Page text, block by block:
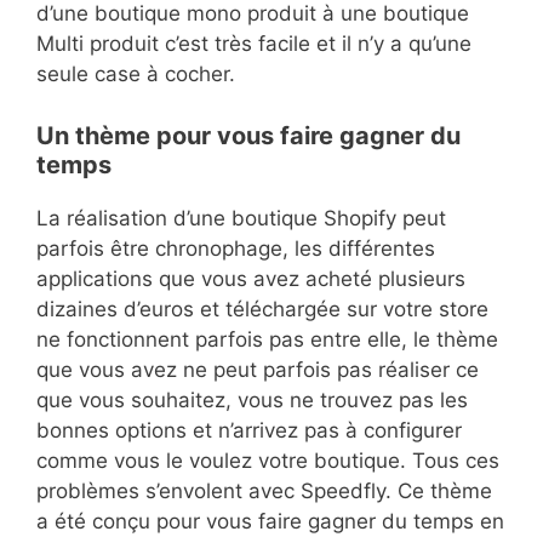
d’une boutique mono produit à une boutique
Multi produit c’est très facile et il n’y a qu’une
seule case à cocher.
Un thème pour vous faire gagner du
temps
La réalisation d’une boutique Shopify peut
parfois être chronophage, les différentes
applications que vous avez acheté plusieurs
dizaines d’euros et téléchargée sur votre store
ne fonctionnent parfois pas entre elle, le thème
que vous avez ne peut parfois pas réaliser ce
que vous souhaitez, vous ne trouvez pas les
bonnes options et n’arrivez pas à configurer
comme vous le voulez votre boutique. Tous ces
problèmes s’envolent avec Speedfly. Ce thème
a été conçu pour vous faire gagner du temps en